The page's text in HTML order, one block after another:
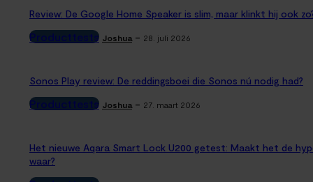
Review: De Google Home Speaker is slim, maar klinkt hij ook
Producttests Joshua - 28. juli 2026
Sonos Play review: De reddingsboei die Sonos nú nodig had?
Producttests Joshua - 27. maart 2026
Het nieuwe Aqara Smart Lock U200 getest: Maakt het de
waar?